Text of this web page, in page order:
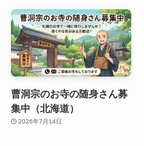
曹洞宗のお寺の随身さん募
集中（北海道）
2026年7月14日